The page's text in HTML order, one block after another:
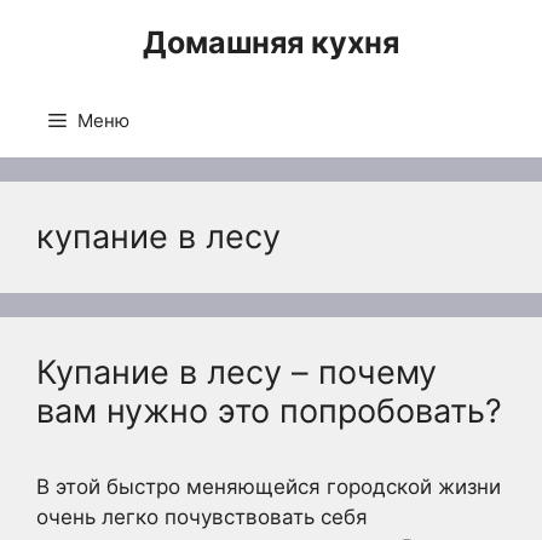
Домашняя кухня
Меню
купание в лесу
Купание в лесу – почему
вам нужно это попробовать?
В этой быстро меняющейся городской жизни
очень легко почувствовать себя